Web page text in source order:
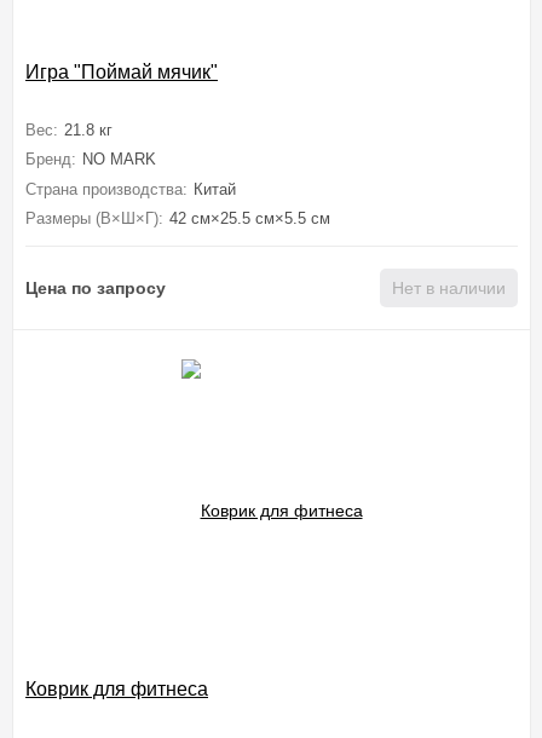
Игра "Поймай мячик"
Вес: 21.8 кг
Бренд: NO MARK
Страна производства: Китай
Размеры (В×Ш×Г): 42 см×25.5 см×5.5 см
Цена по запросу Нет в наличии
Коврик для фитнеса